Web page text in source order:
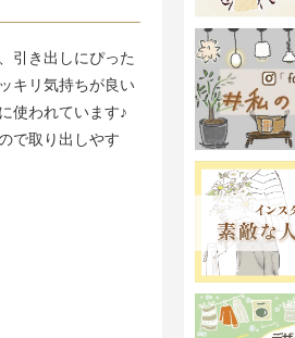
引き出しにぴった
キリ気持ちが良い
使われています♪
で取り出しやす